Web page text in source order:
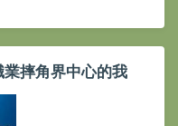
摔角界中心的我